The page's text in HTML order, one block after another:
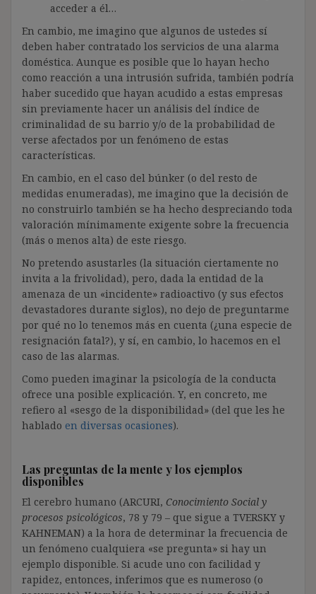
acceder a él…
En cambio, me imagino que algunos de ustedes sí
deben haber contratado los servicios de una alarma
doméstica. Aunque es posible que lo hayan hecho
como reacción a una intrusión sufrida, también podría
haber sucedido que hayan acudido a estas empresas
sin previamente hacer un análisis del índice de
criminalidad de su barrio y/o de la probabilidad de
verse afectados por un fenómeno de estas
características.
En cambio, en el caso del búnker (o del resto de
medidas enumeradas), me imagino que la decisión de
no construirlo también se ha hecho despreciando toda
valoración mínimamente exigente sobre la frecuencia
(más o menos alta) de este riesgo.
No pretendo asustarles (la situación ciertamente no
invita a la frivolidad), pero, dada la entidad de la
amenaza de un «incidente» radioactivo (y sus efectos
devastadores durante siglos), no dejo de preguntarme
por qué no lo tenemos más en cuenta (¿una especie de
resignación fatal?), y sí, en cambio, lo hacemos en el
caso de las alarmas.
Como pueden imaginar la psicología de la conducta
ofrece una posible explicación. Y, en concreto, me
refiero al «sesgo de la disponibilidad» (del que les he
hablado en diversas ocasiones).
Las preguntas de la mente y los ejemplos
disponibles
El cerebro humano (ARCURI, Conocimiento Social y
procesos psicológicos, 78 y 79 – que sigue a TVERSKY y
KAHNEMAN) a la hora de determinar la frecuencia de
un fenómeno cualquiera «se pregunta» si hay un
ejemplo disponible. Si acude uno con facilidad y
rapidez, entonces, inferimos que es numeroso (o